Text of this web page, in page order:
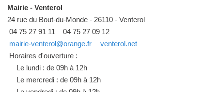
Mairie - Venterol
24 rue du Bout-du-Monde - 26110 - Venterol
04 75 27 91 11
04 75 27 09 12
mairie-venterol@orange.fr
venterol.net
Horaires d'ouverture :
Le lundi : de 09h à 12h
Le mercredi : de 09h à 12h